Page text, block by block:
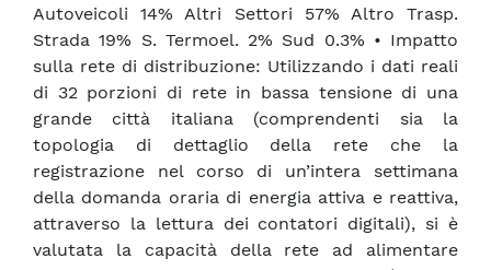
Autoveicoli 14% Altri Settori 57% Altro Trasp.
Strada 19% S. Termoel. 2% Sud 0.3% • Impatto
sulla rete di distribuzione: Utilizzando i dati reali
di 32 porzioni di rete in bassa tensione di una
grande città italiana (comprendenti sia la
topologia di dettaglio della rete che la
registrazione nel corso di un’intera settimana
della domanda oraria di energia attiva e reattiva,
attraverso la lettura dei contatori digitali), si è
valutata la capacità della rete ad alimentare